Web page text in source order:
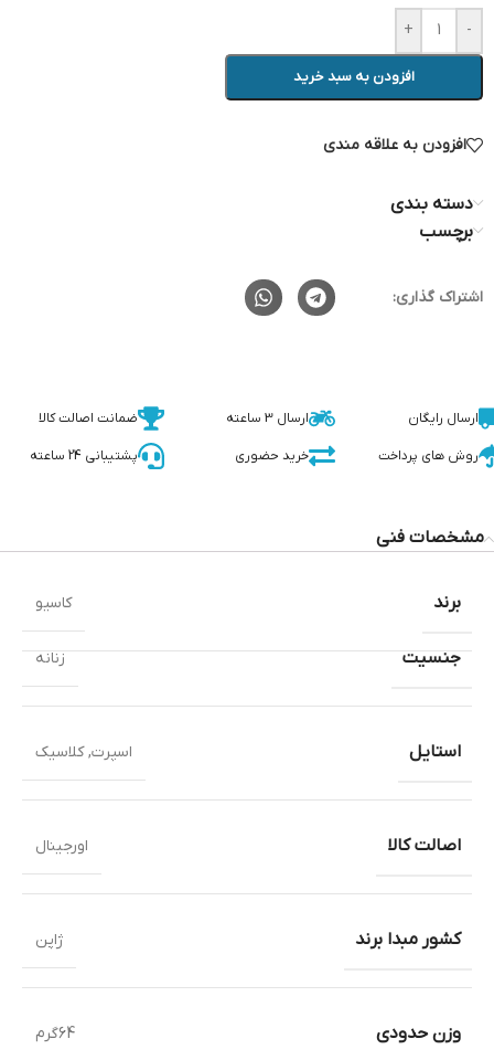
-
+
افزودن به سبد خرید
افزودن به علاقه مندی
دسته بندی
برچسب
اشتراک گذاری:
ارسال رایگان ارسال 3 ساعته ضمانت اصالت کالا
روش های پرداخت خرید حضوری پشتیبانی 24 ساعته
مشخصات فنی
جنسیت زنانه
استایل اسپرت,کلاسیک
اصالت کالا اورجینال
کشور مبدا برند ژاپن
وزن حدودی 64گرم
برند کاسیو